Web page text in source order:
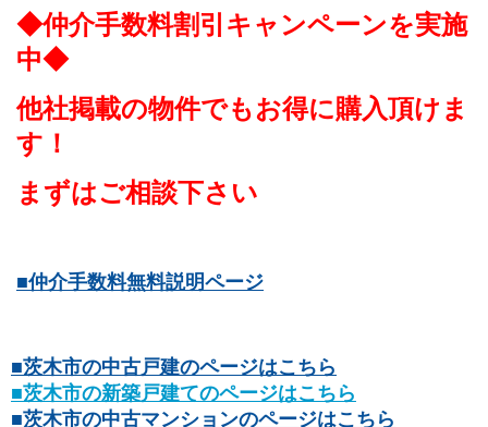
◆仲介手数料割引キャンペーンを実施
中◆
他社掲載の物件でもお得に購入頂けま
す！
まずはご相談下さい
■仲介手数料無料説明ページ
■茨木市の中古戸建のページはこちら
■茨木市の新築戸建てのページはこちら
■茨木市の中古マンションのページはこちら